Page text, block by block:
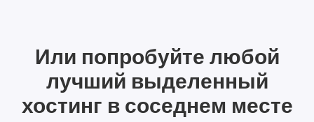
Или попробуйте любой
лучший выделенный
хостинг в соседнем месте